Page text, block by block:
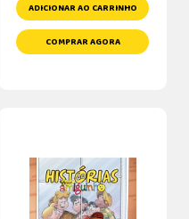
ADICIONAR AO CARRINHO
COMPRAR AGORA